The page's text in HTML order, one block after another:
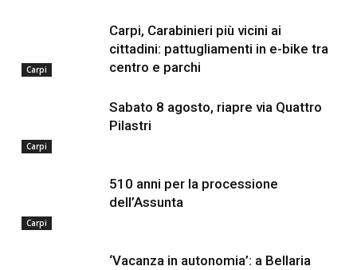
Carpi
Carpi, Carabinieri più vicini ai
cittadini: pattugliamenti in e-bike tra
centro e parchi
Carpi
Sabato 8 agosto, riapre via Quattro
Pilastri
Carpi
510 anni per la processione
dell’Assunta
‘Vacanza in autonomia’: a Bellaria